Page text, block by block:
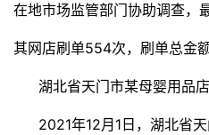
在地市场监管部门协助调查，
其网店刷单554次，刷单总金
湖北省天门市某母婴用品
2021年12月1日，湖北省